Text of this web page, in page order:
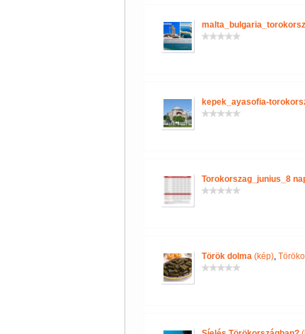
kepek_ayasofia-
Torokorszag_junius_8
Török dolma(kép),